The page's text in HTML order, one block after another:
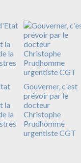
la
la
Gouverner, c'est
prévoir par le
docteur
Christophe
Prudhomme
urgentiste CGT